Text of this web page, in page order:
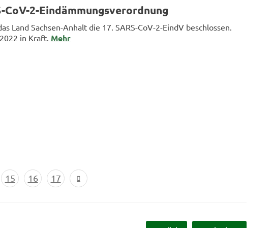
CoV-2-Eindämmungsverordnung
Land Sachsen-Anhalt die 17. SARS-CoV-2-EindV beschlossen.
in Kraft. Mehr
15 16 17